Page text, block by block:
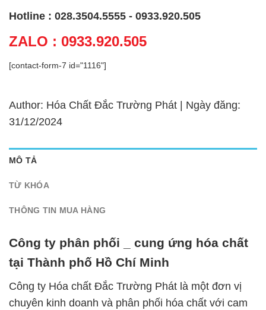
Hotline : 028.3504.5555 - 0933.920.505
ZALO : 0933.920.505
[contact-form-7 id="1116"]
Author: Hóa Chất Đắc Trường Phát | Ngày đăng:
31/12/2024
MÔ TẢ
TỪ KHÓA
THÔNG TIN MUA HÀNG
Công ty phân phối _ cung ứng hóa chất
tại Thành phố Hồ Chí Minh
Công ty Hóa chất Đắc Trường Phát là một đơn vị
chuyên kinh doanh và phân phối hóa chất với cam